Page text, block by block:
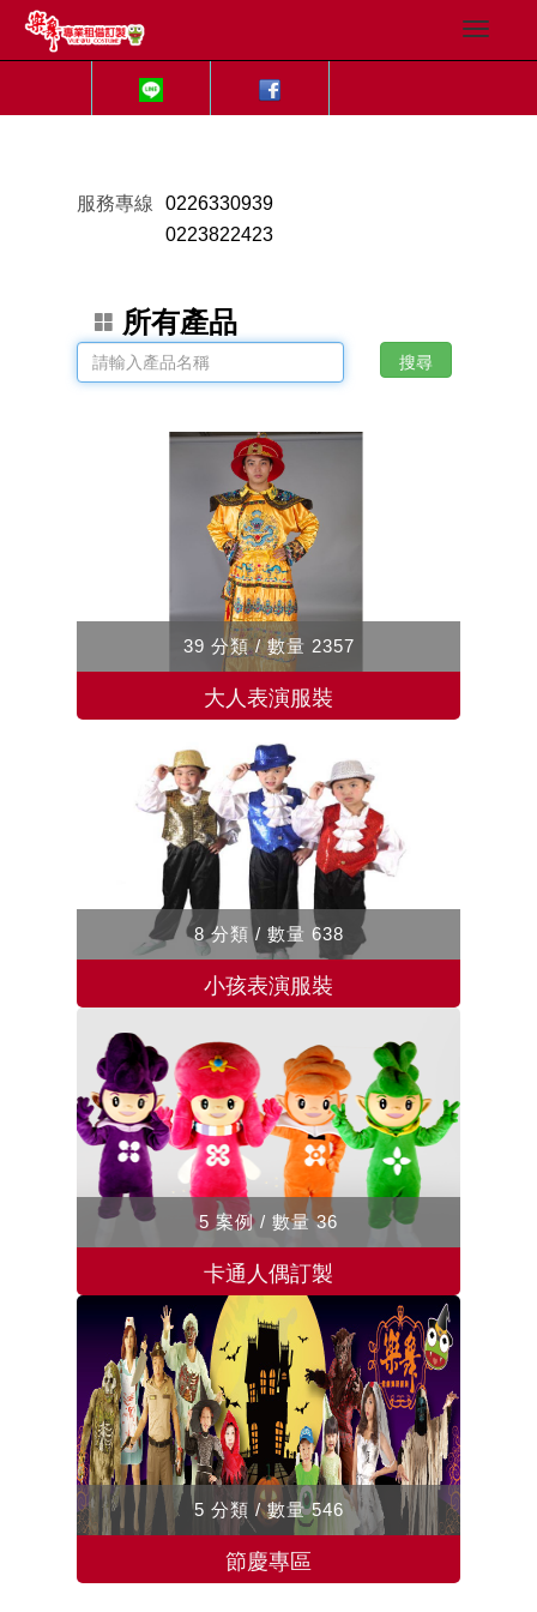
服務專線
0226330939
0223822423
所有產品
39 分類 / 數量 2357
大人表演服裝
8 分類 / 數量 638
小孩表演服裝
5 案例 / 數量 36
卡通人偶訂製
5 分類 / 數量 546
節慶專區